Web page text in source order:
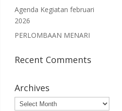
Agenda Kegiatan februari
2026
PERLOMBAAN MENARI
Recent Comments
Archives
Archives